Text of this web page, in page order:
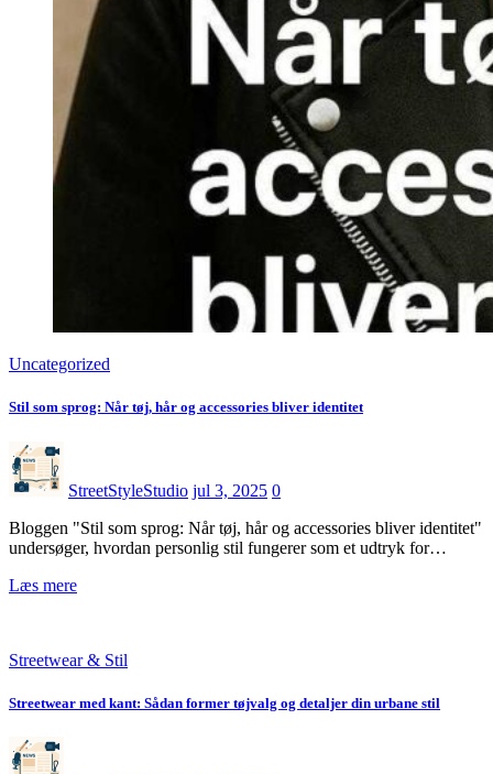
Uncategorized
Stil som sprog: Når tøj, hår og accessories bliver identitet
StreetStyleStudio jul 3, 2025 0
Bloggen "Stil som sprog: Når tøj, hår og accessories bliver identitet"
undersøger, hvordan personlig stil fungerer som et udtryk for…
Læs mere
Streetwear & Stil
Streetwear med kant: Sådan former tøjvalg og detaljer din urbane stil